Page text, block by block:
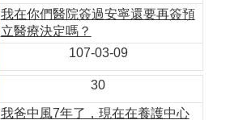
我在你們醫院簽過安寧還要再簽預
立醫療決定嗎？
107-03-09
30
我爸中風7年了，現在在養護中心